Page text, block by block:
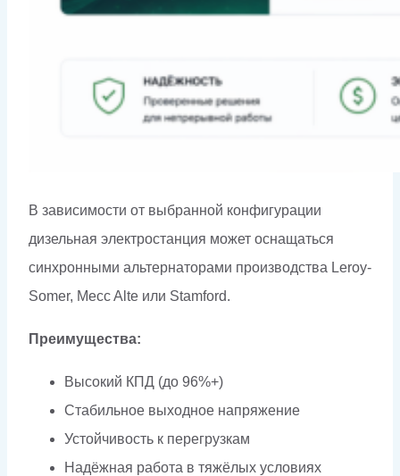
В зависимости от выбранной конфигурации
дизельная электростанция может оснащаться
синхронными альтернаторами производства Leroy-
Somer, Mecc Alte или Stamford.
Преимущества:
Высокий КПД (до 96%+)
Стабильное выходное напряжение
Устойчивость к перегрузкам
Надёжная работа в тяжёлых условиях